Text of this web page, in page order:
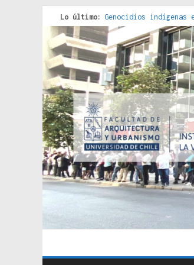
Lo último: Genocidios indígenas
Estudios sobre la
Donde el pedernal
Criterios técnicos
Red de consultorios